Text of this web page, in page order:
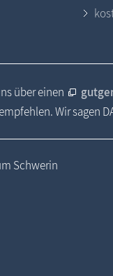
über einen
Wir sagen
Schwerin